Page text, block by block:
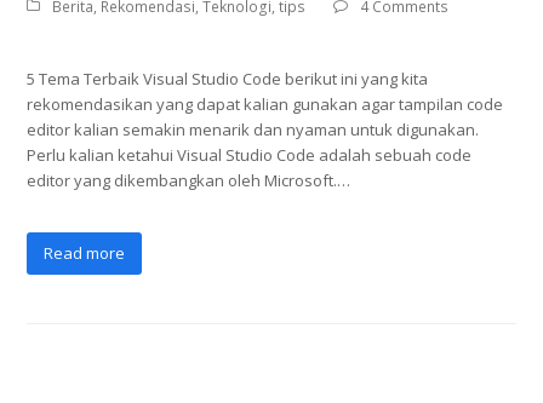
Berita, Rekomendasi,Teknologi,tips 4 Comments
5 Tema Terbaik Visual Studio Code berikut ini yang kita
rekomendasikan yang dapat kalian gunakan agar tampilan code
editor kalian semakin menarik dan nyaman untuk digunakan.
Perlu kalian ketahui Visual Studio Code adalah sebuah code
editor yang dikembangkan oleh Microsoft.…
Read more